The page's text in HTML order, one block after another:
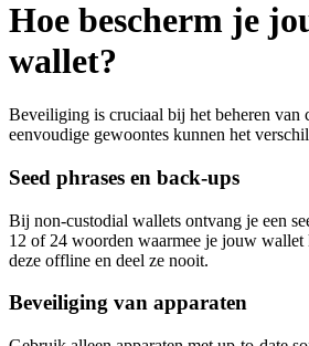
Hoe bescherm je
wallet?
Beveiliging is cruciaal bij het beheren van
eenvoudige gewoontes kunnen het
Seed phrases en back-ups
Bij non-custodial wallets ontvang je een
12 of 24 woorden waarmee je jouw wallet
deze offline en deel ze nooit.
Beveiliging van apparaten